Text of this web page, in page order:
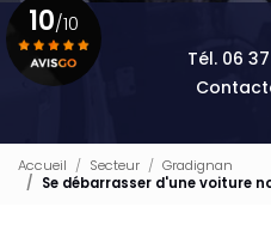
Tél. 06
10/10
Accueil Secteur
Gradignan
Se débarrasser d'une voiture